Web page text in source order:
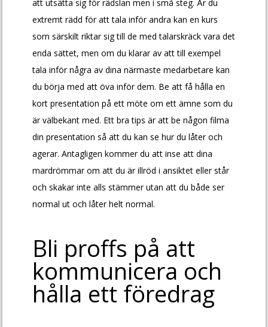
att utsätta sig för rädslan men i små steg. Är du
extremt rädd för att tala inför andra kan en kurs
som särskilt riktar sig till de med talarskräck vara det
enda sättet, men om du klarar av att till exempel
tala inför några av dina närmaste medarbetare kan
du börja med att öva inför dem. Be att få hålla en
kort presentation på ett möte om ett ämne som du
är välbekant med. Ett bra tips är att be någon filma
din presentation så att du kan se hur du låter och
agerar. Antagligen kommer du att inse att dina
mardrömmar om att du är illröd i ansiktet eller står
och skakar inte alls stämmer utan att du både ser
normal ut och låter helt normal.
Bli proffs på att
kommunicera och
hålla ett föredrag